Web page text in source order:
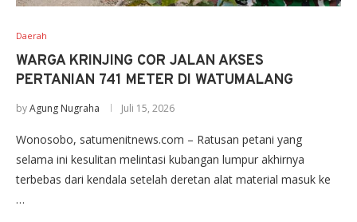
Daerah
WARGA KRINJING COR JALAN AKSES
PERTANIAN 741 METER DI WATUMALANG
byAgung Nugraha Juli 15, 2026
Wonosobo, satumenitnews.com – Ratusan petani yang
selama ini kesulitan melintasi kubangan lumpur akhirnya
terbebas dari kendala setelah deretan alat material masuk ke
…